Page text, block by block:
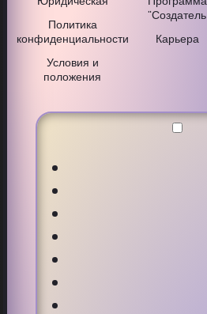
Политика
конфиденциальности
Условия и
положения
"Создатель
Карьера